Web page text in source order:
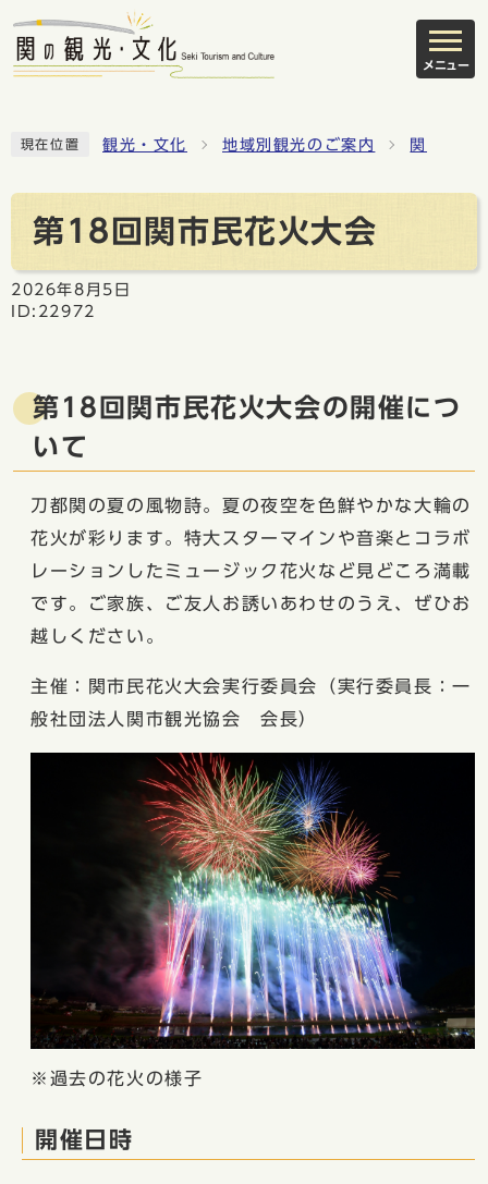
メニュー
現在位置 観光・文化 地域別観光のご案内 関
第18回関市民花火大会
2026年8月5日
ID:22972
第18回関市民花火大会の開催につ
いて
刀都関の夏の風物詩。夏の夜空を色鮮やかな大輪の
花火が彩ります。特大スターマインや音楽とコラボ
レーションしたミュージック花火など見どころ満載
です。ご家族、ご友人お誘いあわせのうえ、ぜひお
越しください。
主催：関市民花火大会実行委員会（実行委員長：一
般社団法人関市観光協会 会長）
※過去の花火の様子
開催日時